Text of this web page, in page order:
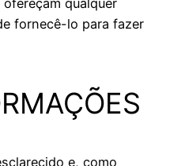
qualquer
fornecê-lo para fazer
e, como